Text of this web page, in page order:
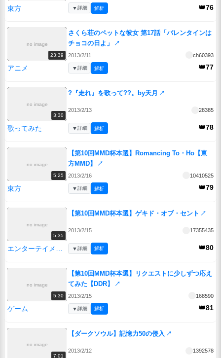
東方 👑76
▼詳細 解析
no image
23:39
さくら荘のペットな彼女 第17話「バレンタインは
チョコの日よ」
↗
2013/2/11 ch60393
アニメ 👑77
▼詳細 解析
no image
3:30
?『走れ』を歌って??。by天月 ↗
2013/2/13 28385
歌ってみた 👑78
▼詳細 解析
no image
5:25
【第10回MMD杯本選】Romancing To・Ho【東
方MMD】
↗
2013/2/16 10410525
東方 👑79
▼詳細 解析
no image
5:35
【第10回MMD杯本選】ゲキド・オブ・セント ↗
2013/2/15 17355435
エンターテイメント 👑80
▼詳細 解析
no image
5:30
【第10回MMD杯本選】リクエストに少しずつ応え
てみた【DDR】
↗
2013/2/15 168590
ゲーム 👑81
▼詳細 解析
no image
7:01
【ダークソウル】記憶力50の侵入 ↗
2013/2/12 1392578